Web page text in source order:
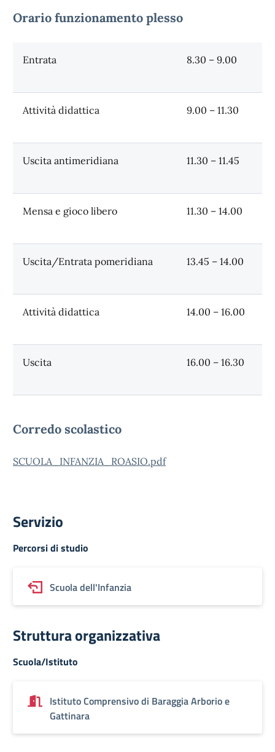
Orario funzionamento plesso
Entrata 8.30 – 9.00
Attività didattica 9.00 – 11.30
Uscita antimeridiana 11.30 – 11.45
Mensa e gioco libero 11.30 – 14.00
Uscita/Entrata pomeridiana 13.45 – 14.00
Attività didattica 14.00 – 16.00
Uscita 16.00 – 16.30
Corredo scolastico
SCUOLA_INFANZIA_ROASIO.pdf
Servizio
Percorsi di studio
Scuola dell'Infanzia
Struttura organizzativa
Scuola/Istituto
Istituto Comprensivo di Baraggia Arborio e
Gattinara